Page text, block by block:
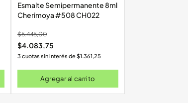
Esmalte Semipermanente 8ml
Cherimoya #508 CH022
$5.445,00
$4.083,75
3 cuotas sin interés de $1.361,25
Agregar al carrito